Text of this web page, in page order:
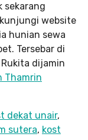
sekarang
website
hunian sewa
Tersebar di
dijamin
Thamrin
dekat unair,
sutera, kost